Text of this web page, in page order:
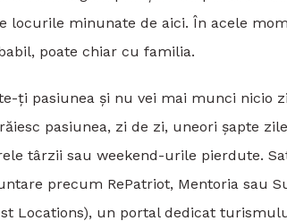
locurile minunate de aici. În acele
poate chiar cu familia.
ți pasiunea și nu vei mai munci nicio
pasiunea, zi de zi, uneori șapte
târzii sau weekend-urile pierdute.
precum RePatriot, Mentoria sau
Locations), un portal dedicat